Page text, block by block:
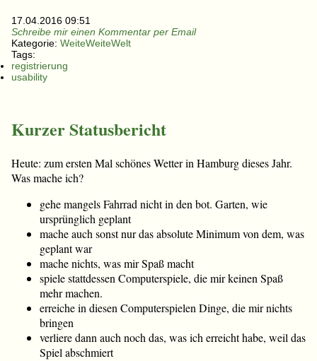
17.04.2016 09:51
Schreibe mir einen Kommentar per Email
Kategorie: WeiteWeiteWelt
Tags:
registrierung
usability
Kurzer Statusbericht
Heute: zum ersten Mal schönes Wetter in Hamburg dieses Jahr.
Was mache ich?
gehe mangels Fahrrad nicht in den bot. Garten, wie
ursprünglich geplant
mache auch sonst nur das absolute Minimum von dem, was
geplant war
mache nichts, was mir Spaß macht
spiele stattdessen Computerspiele, die mir keinen Spaß
mehr machen.
erreiche in diesen Computerspielen Dinge, die mir nichts
bringen
verliere dann auch noch das, was ich erreicht habe, weil das
Spiel abschmiert